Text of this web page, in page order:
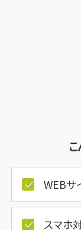
WEBサ
スマホ